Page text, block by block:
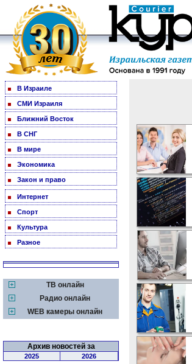
В Израиле
СМИ Израиля
Ближний Восток
В СНГ
В мире
Экономика
Закон и право
Интернет
Спорт
Культура
Разное
ТВ онлайн
Радио онлайн
WEB камеры онлайн
Архив новостей за
2025 2026